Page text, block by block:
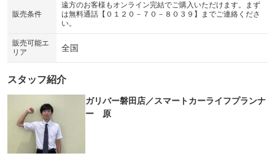
販売条件
遠方のお客様もオンライン完結でご購入いただけます。まず
は無料通話【０１２０－７０－８０３９】までご連絡くださ
い。
販売可能エ
リア
全国
スタッフ紹介
ガリバー磐田店／スマートカーライフプランナ
ー 原